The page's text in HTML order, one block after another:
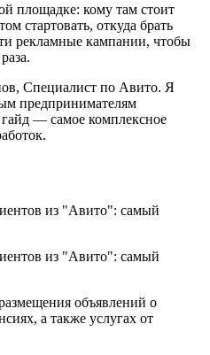
площадке: кому там стоит
стартовать, откуда брать
рекламные кампании, чтобы
Специалист по Авито. Я
предпринимателям
— самое комплексное
объявлений о
а также услугах от